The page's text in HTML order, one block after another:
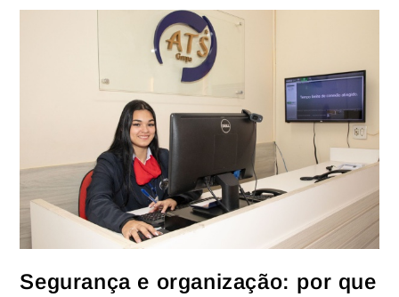
Segurança e organização: por que